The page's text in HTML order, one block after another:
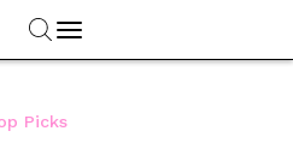
Picks